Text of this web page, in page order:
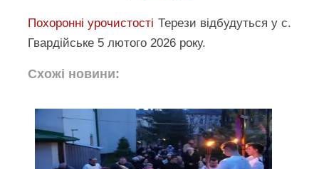
Похоронні урочистості Терези відбудуться у с.
Гвардійське 5 лютого 2026 року.
Схожі новини: